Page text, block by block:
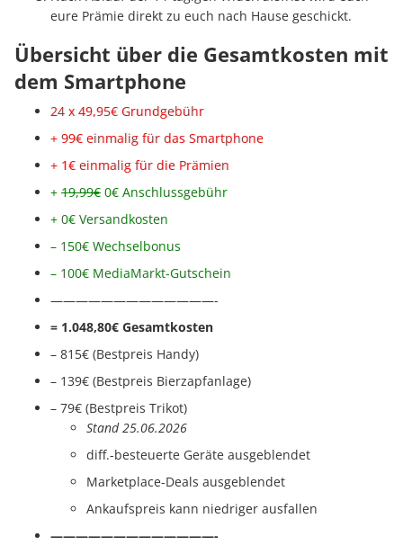
eure Prämie direkt zu euch nach Hause geschickt.
Übersicht über die Gesamtkosten mit
dem Smartphone
24 x 49,95€ Grundgebühr
+ 99€ einmalig für das Smartphone
+ 1€ einmalig für die Prämien
+ 19,99€ 0€ Anschlussgebühr
+ 0€ Versandkosten
– 150€ Wechselbonus
– 100€ MediaMarkt-Gutschein
—————————————-
= 1.048,80€ Gesamtkosten
– 815€ (Bestpreis Handy)
– 139€ (Bestpreis Bierzapfanlage)
– 79€ (Bestpreis Trikot)
Stand 25.06.2026
diff.-besteuerte Geräte ausgeblendet
Marketplace-Deals ausgeblendet
Ankaufspreis kann niedriger ausfallen
—————————————-